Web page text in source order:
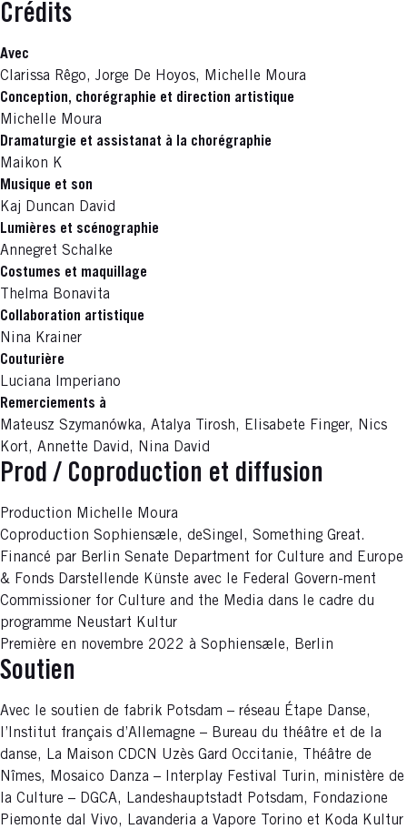
Crédits
Avec
Clarissa Rêgo, Jorge De Hoyos, Michelle Moura
Conception, chorégraphie et direction artistique
Michelle Moura
Dramaturgie et assistanat à la chorégraphie
Maikon K
Musique et son
Kaj Duncan David
Lumières et scénographie
Annegret Schalke
Costumes et maquillage
Thelma Bonavita
Collaboration artistique
Nina Krainer
Couturière
Luciana Imperiano
Remerciements à
Mateusz Szymanówka, Atalya Tirosh, Elisabete Finger, Nics
Kort, Annette David, Nina David
Prod / Coproduction et diffusion
Production Michelle Moura
Coproduction Sophiensæle, deSingel, Something Great.
Financé par Berlin Senate Department for Culture and Europe
& Fonds Darstellende Künste avec le Federal Govern-ment
Commissioner for Culture and the Media dans le cadre du
programme Neustart Kultur
Première en novembre 2022 à Sophiensæle, Berlin
Soutien
Avec le soutien de fabrik Potsdam – réseau Étape Danse,
l’Institut français d’Allemagne – Bureau du théâtre et de la
danse, La Maison CDCN Uzès Gard Occitanie, Théâtre de
Nîmes, Mosaico Danza – Interplay Festival Turin, ministère de
la Culture – DGCA, Landeshauptstadt Potsdam, Fondazione
Piemonte dal Vivo, Lavanderia a Vapore Torino et Koda Kultur